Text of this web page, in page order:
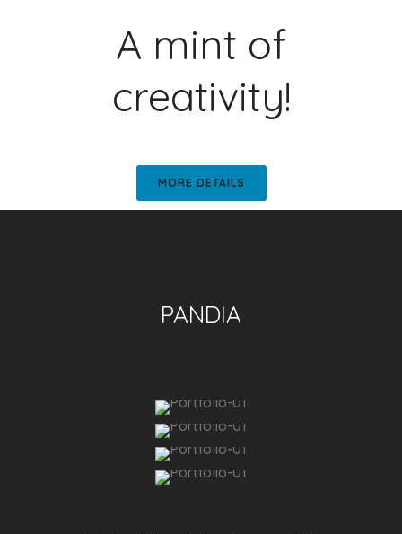
A mint of
creativity!
MORE DETAILS
PANDIA